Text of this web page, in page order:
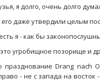
я долго, очень долго
его даже утвердили целым
я - как бы
угробищное позорище и
празднование Drang nach
- не с запада на восток